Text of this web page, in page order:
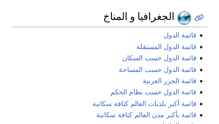
الجغرافيا و المناخ
قائمة الدول
قائمة الدول المستقلة
قائمة الدول حسب السكان
قائمة الدول حسب المساحة
قائمة الجزر العربية
قائمة الدول حسب نظام الحكم
قائمة أكبر بلديات العالم كثافة سكانية
قائمة بأكبر مدن العالم كثافة سكانية